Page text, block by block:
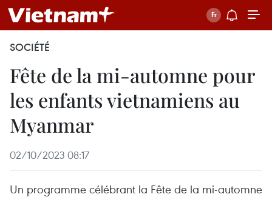
SOCIÉTÉ
Fête de la mi-automne pour
les enfants vietnamiens au
Myanmar
02/10/2023 08:17
Un programme célébrant la Fête de la mi-automne